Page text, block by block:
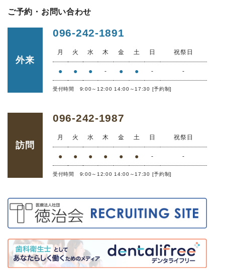
ご予約・お問い合わせ
外来
096-242-1891
月 火 水 木 金 土 日 祝祭日
● ● ● - ● ● - -
受付時間 9:00～12:00 14:00～17:30 [予約制]
訪問
096-242-1987
月 火 水 木 金 土 日 祝祭日
● ● ● ● ● ● - -
受付時間 9:00～12:00 14:00～17:30 [予約制]